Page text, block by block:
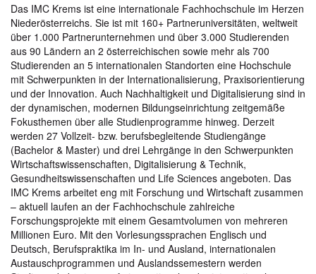
Das IMC Krems ist eine internationale Fachhochschule im Herzen
Niederösterreichs. Sie ist mit 160+ Partneruniversitäten, weltweit
über 1.000 Partnerunternehmen und über 3.000 Studierenden
aus 90 Ländern an 2 österreichischen sowie mehr als 700
Studierenden an 5 internationalen Standorten eine Hochschule
mit Schwerpunkten in der Internationalisierung, Praxisorientierung
und der Innovation. Auch Nachhaltigkeit und Digitalisierung sind in
der dynamischen, modernen Bildungseinrichtung zeitgemäße
Fokusthemen über alle Studienprogramme hinweg. Derzeit
werden 27 Vollzeit- bzw. berufsbegleitende Studiengänge
(Bachelor & Master) und drei Lehrgänge in den Schwerpunkten
Wirtschaftswissenschaften, Digitalisierung & Technik,
Gesundheitswissenschaften und Life Sciences angeboten. Das
IMC Krems arbeitet eng mit Forschung und Wirtschaft zusammen
– aktuell laufen an der Fachhochschule zahlreiche
Forschungsprojekte mit einem Gesamtvolumen von mehreren
Millionen Euro. Mit den Vorlesungssprachen Englisch und
Deutsch, Berufspraktika im In- und Ausland, internationalen
Austauschprogrammen und Auslandssemestern werden